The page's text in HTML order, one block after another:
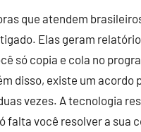
que atendem
Elas geram
só copia e cola no
disso, existe um acordo
vezes. A tecnologia
falta você resolver a sua